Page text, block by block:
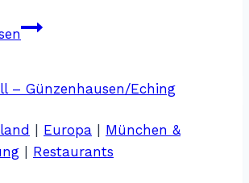
Eriks
Fürholzen
| Europa | München &
| Restaurants